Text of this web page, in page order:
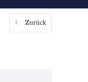
Zurück